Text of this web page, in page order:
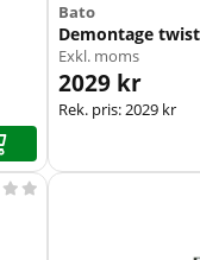
Bato
Demontage
Exkl. moms
2029 kr
Rek. pris:2029 kr
 